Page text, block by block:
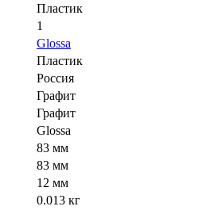
Пластик
1
Glossa
Пластик
Россия
Графит
Графит
Glossa
83 мм
83 мм
12 мм
0.013 кг